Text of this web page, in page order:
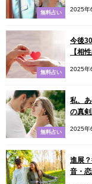
無料占い
2025年
無料占い
今後
【相
2025年
無料占い
私、
の真
2025年
進展
音・